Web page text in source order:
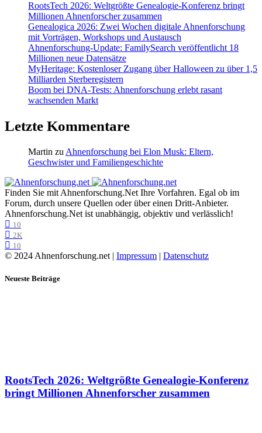
RootsTech 2026: Weltgrößte Genealogie-Konferenz bringt
Millionen Ahnenforscher zusammen
Genealogica 2026: Zwei Wochen digitale Ahnenforschung
mit Vorträgen, Workshops und Austausch
Ahnenforschung-Update: FamilySearch veröffentlicht 18
Millionen neue Datensätze
MyHeritage: Kostenloser Zugang über Halloween zu über 1,5
Milliarden Sterberegistern
Boom bei DNA-Tests: Ahnenforschung erlebt rasant
wachsenden Markt
Letzte Kommentare
Martin zu Ahnenforschung bei Elon Musk: Eltern,
Geschwister und Familiengeschichte
Finden Sie mit Ahnenforschung.Net Ihre Vorfahren. Egal ob im
Forum, durch unsere Quellen oder über einen Dritt-Anbieter.
Ahnenforschung.Net ist unabhängig, objektiv und verlässlich!
10
2K
10
© 2024 Ahnenforschung.net | Impressum | Datenschutz
Neueste Beiträge
RootsTech 2026: Weltgrößte Genealogie-Konferenz
bringt Millionen Ahnenforscher zusammen